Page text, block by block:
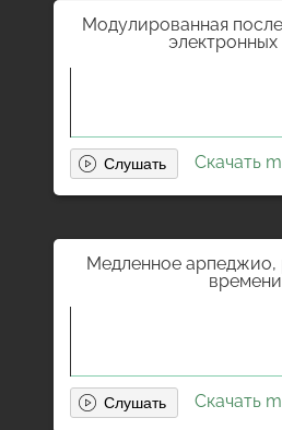
Модулированная
электронных
Скачать
Медленное арпеджио,
времени
Скачать